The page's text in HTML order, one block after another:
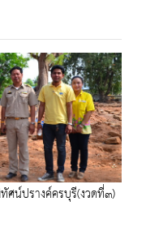
ศน์ปรางค์ครบุรี(งวดที่๓)